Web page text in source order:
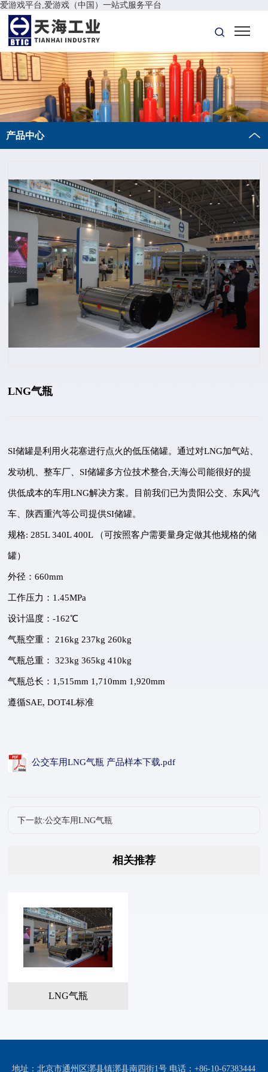
爱游戏平台,爱游戏（中国）一站式服务平台
产品中心
LNG气瓶
SI储罐是利用火花塞进行点火的低压储罐。通过对LNG加气站、
发动机、整车厂、SI储罐多方位技术整合,天海公司能很好的提
供低成本的车用LNG解决方案。目前我们已为贵阳公交、东风汽
车、陕西重汽等公司提供SI储罐。
规格: 285L 340L 400L （可按照客户需要量身定做其他规格的储
罐）
外径：660mm
工作压力：1.45MPa
设计温度：-162℃
气瓶空重： 216kg 237kg 260kg
气瓶总重： 323kg 365kg 410kg
气瓶总长：1,515mm 1,710mm 1,920mm
遵循SAE, DOT4L标准
公交车用LNG气瓶 产品样本下载.pdf
下一款:公交车用LNG气瓶
相关推荐
LNG气瓶
地址：北京市通州区漷县镇漷县南四街1号 电话：+86-10-67383444